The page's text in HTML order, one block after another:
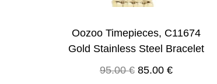
Oozoo Timepieces, C11674
Gold Stainless Steel Bracelet
95.00€ 85.00 €